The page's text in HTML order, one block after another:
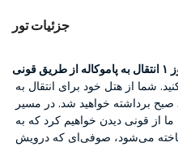
جزئیات تور
قونی